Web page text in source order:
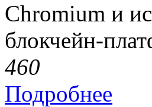
Chromium и
блокчейн-
460
Подробнее